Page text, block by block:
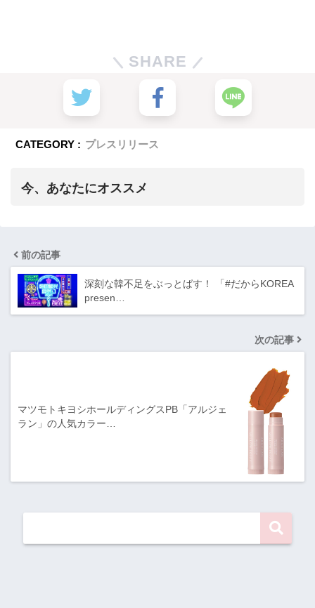
SHARE
CATEGORY : プレスリリース
今、あなたにオススメ
前の記事
深刻な韓不足をぶっとばす！ 「#だからKOREA
presen…
次の記事
マツモトキヨシホールディングスPB「アルジェ
ラン」の人気カラー…